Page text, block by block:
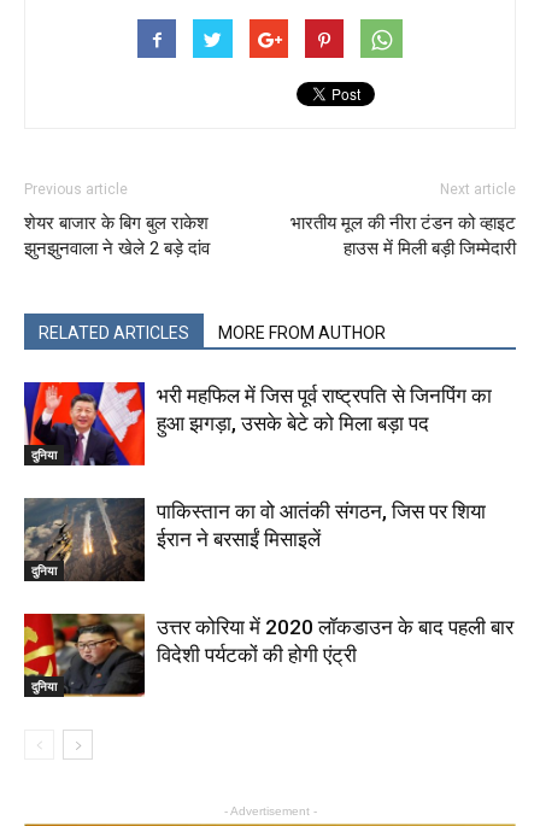
Previous article
शेयर बाजार के बिग बुल राकेश
झुनझुनवाला ने खेले 2 बड़े दांव
Next article
भारतीय मूल की नीरा टंडन को व्हाइट
हाउस में मिली बड़ी जिम्मेदारी
RELATED ARTICLES MORE FROM AUTHOR
दुनिया
भरी महफिल में जिस पूर्व राष्‍ट्रपति से जिनपिंग का
हुआ झगड़ा, उसके बेटे को मिला बड़ा पद
दुनिया
पाकिस्तान का वो आतंकी संगठन, जिस पर शिया
ईरान ने बरसाईं मिसाइलें
दुनिया
उत्तर कोरिया में 2020 लॉकडाउन के बाद पहली बार
विदेशी पर्यटकों की होगी एंट्री
- Advertisement -